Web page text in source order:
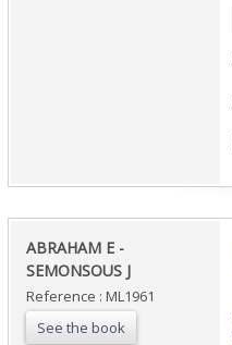
‎ABRAHAM E -
SEMONSOUS J‎
Reference : ML1961
See the book